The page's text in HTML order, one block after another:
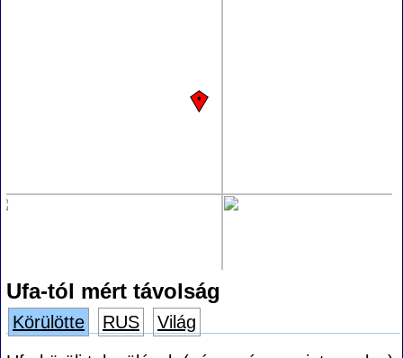
Ufa-tól mért távolság
Körülötte RUS
Világ